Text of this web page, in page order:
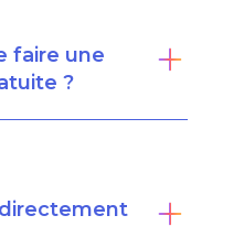
faire une
?
directement